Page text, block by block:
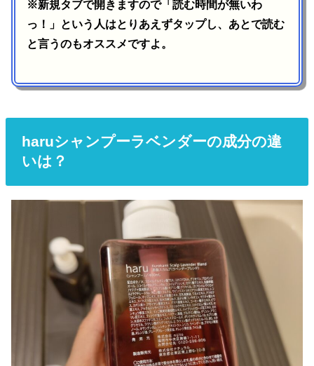
※新規タブで開きますので「読む時間が無いわ
っ！」という人はとりあえずタップし、あとで読む
と言うのもオススメですよ。
haruシャンプーラベンダーの成分の違
いは？